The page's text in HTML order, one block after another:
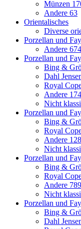
Münzen
Andere 63
Orientalisches
Diverse
Porzellan und
Andere
Porzellan und
Bing &
Dahl
Royal
Andere
Nicht
Porzellan und
Bing &
Royal
Andere
Nicht
Porzellan und
Bing &
Royal
Andere
Nicht
Porzellan und
Bing &
Dahl